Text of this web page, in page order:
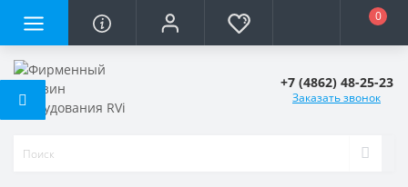
0
+7 (4862) 48-25-23
Заказать звонок